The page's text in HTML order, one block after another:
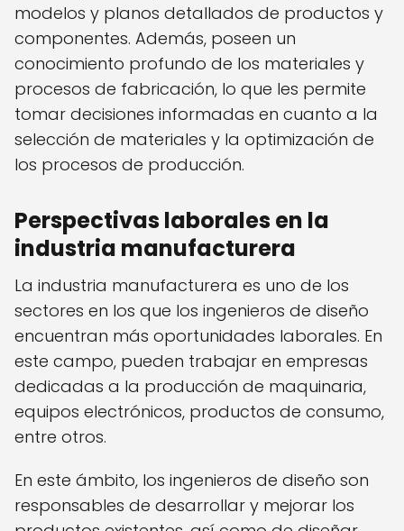
modelos y planos detallados de productos y
componentes. Además, poseen un
conocimiento profundo de los materiales y
procesos de fabricación, lo que les permite
tomar decisiones informadas en cuanto a la
selección de materiales y la optimización de
los procesos de producción.
Perspectivas laborales en la
industria manufacturera
La industria manufacturera es uno de los
sectores en los que los ingenieros de diseño
encuentran más oportunidades laborales. En
este campo, pueden trabajar en empresas
dedicadas a la producción de maquinaria,
equipos electrónicos, productos de consumo,
entre otros.
En este ámbito, los ingenieros de diseño son
responsables de desarrollar y mejorar los